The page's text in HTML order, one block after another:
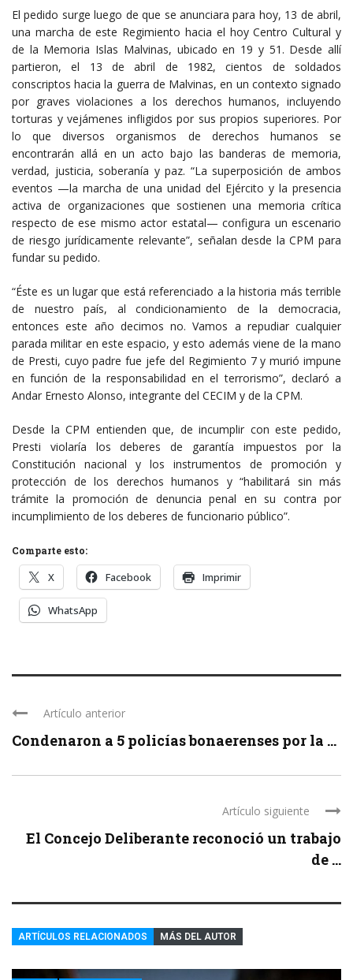
El pedido surge luego de que se anunciara para hoy, 13 de abril,
una marcha de este Regimiento hacia el hoy Centro Cultural y
de la Memoria Islas Malvinas, ubicado en 19 y 51. Desde allí
partieron, el 13 de abril de 1982, cientos de soldados
conscriptos hacia la guerra de Malvinas, en un contexto signado
por graves violaciones a los derechos humanos, incluyendo
torturas y vejámenes infligidos por sus propios superiores. Por
lo que diversos organismos de derechos humanos se
encontrarán allá en un acto bajo las banderas de memoria,
verdad, justicia, soberanía y paz. “La superposición de ambos
eventos —la marcha de una unidad del Ejército y la presencia
activa de organizaciones que sostienen una memoria crítica
respecto de ese mismo actor estatal— configura un escenario
de riesgo jurídicamente relevante”, señalan desde la CPM para
fundar su pedido.
“Éste es un lugar que está referenciado a la historia más terrible
de nuestro país, al condicionamiento de la democracia,
entonces este año decimos no. Vamos a repudiar cualquier
parada militar en este espacio, y esto además viene de la mano
de Presti, cuyo padre fue jefe del Regimiento 7 y murió impune
en función de la responsabilidad en el terrorismo”, declaró a
Andar Ernesto Alonso, integrante del CECIM y de la CPM.
Desde la CPM entienden que, de incumplir con este pedido,
Presti violaría los deberes de garantía impuestos por la
Constitución nacional y los instrumentos de promoción y
protección de los derechos humanos y “habilitará sin más
trámite la promoción de denuncia penal en su contra por
incumplimiento de los deberes de funcionario público”.
Comparte esto:
X Facebook Imprimir
WhatsApp
Artículo anterior
Condenaron a 5 policías bonaerenses por la ...
Artículo siguiente
El Concejo Deliberante reconoció un trabajo
de ...
ARTÍCULOS RELACIONADOS MÁS DEL AUTOR